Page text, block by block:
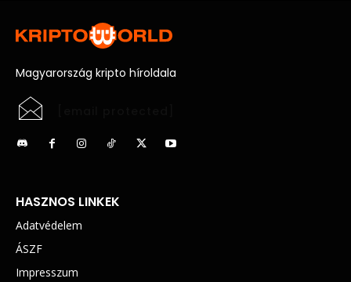
Magyarország kripto híroldala
HASZNOS LINKEK
Adatvédelem
ÁSZF
Impresszum